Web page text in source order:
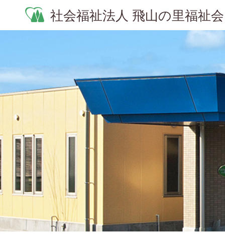
社会福祉法人 飛山の里福祉会